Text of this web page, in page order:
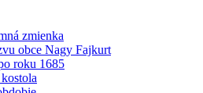
zmienka
obce Nagy Fajkurt
roku 1685